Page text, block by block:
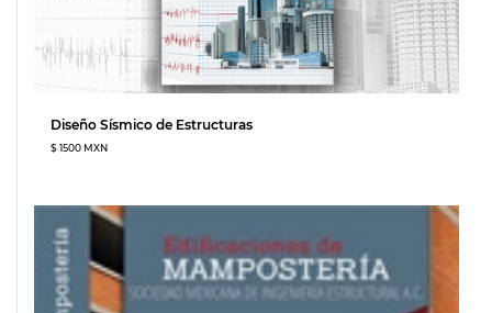
Diseño Sísmico de Estructuras
$ 1500 MXN